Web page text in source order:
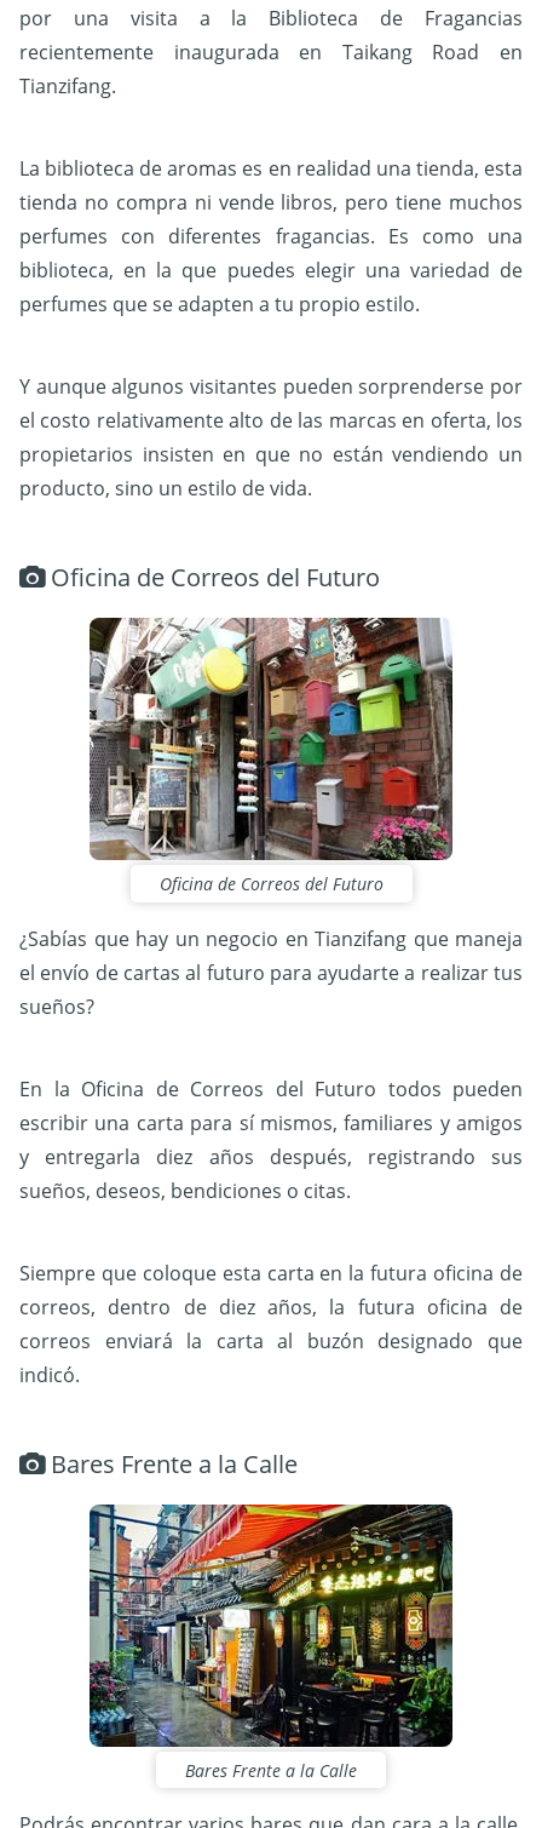
por una visita a la Biblioteca de Fragancias
recientemente inaugurada en Taikang Road en
Tianzifang.
La biblioteca de aromas es en realidad una tienda, esta
tienda no compra ni vende libros, pero tiene muchos
perfumes con diferentes fragancias. Es como una
biblioteca, en la que puedes elegir una variedad de
perfumes que se adapten a tu propio estilo.
Y aunque algunos visitantes pueden sorprenderse por
el costo relativamente alto de las marcas en oferta, los
propietarios insisten en que no están vendiendo un
producto, sino un estilo de vida.
Oficina de Correos del Futuro
Oficina de Correos del Futuro
¿Sabías que hay un negocio en Tianzifang que maneja
el envío de cartas al futuro para ayudarte a realizar tus
sueños?
En la Oficina de Correos del Futuro todos pueden
escribir una carta para sí mismos, familiares y amigos
y entregarla diez años después, registrando sus
sueños, deseos, bendiciones o citas.
Siempre que coloque esta carta en la futura oficina de
correos, dentro de diez años, la futura oficina de
correos enviará la carta al buzón designado que
indicó.
Bares Frente a la Calle
Bares Frente a la Calle